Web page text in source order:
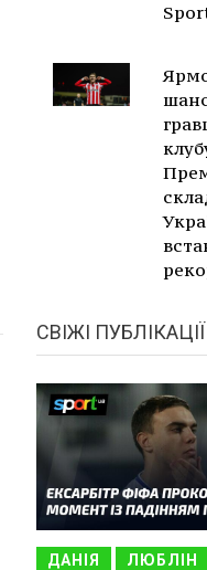
СВІЖІ ПУБЛІКАЦІЇ
ДАНІЯ ЛЮБЛІН